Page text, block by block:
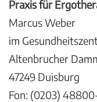
Praxis für
Marcus Weber
im
Altenbrucher
47249 Duisburg
Fon: (0203)